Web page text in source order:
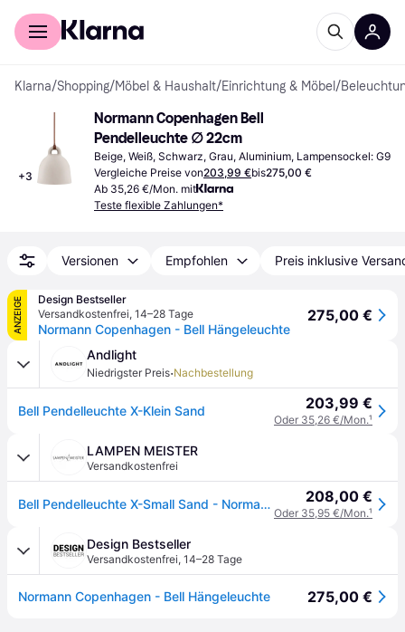
Für Shopper
Klarna/Shopping/Möbel & Haushalt/Einrichtung & Möbel /
+3
Normann Copenhagen Bell
Pendelleuchte ∅ 22cm
Beige, Weiß, Schwarz, Grau, Aluminium, Lampensockel: G9
Vergleiche Preise von203,99 €bis275,00 €
Ab 35,26 €/Mon. mit
Teste flexible Zahlungen*
Versionen Empfohlen Preis inklusive
ANZEIGE
Design Bestseller
Versandkostenfrei, 14–28 Tage
Normann Copenhagen - Bell Hängeleuchte
275,00 €
Andlight
Niedrigster Preis·Nachbestellung
Bell Pendelleuchte X-Klein Sand 203,99 €
Oder 35,26 €/Mon.¹
LAMPEN MEISTER
Versandkostenfrei
Bell Pendelleuchte X-Small Sand - Normann Copenhagen - Wohnzimmer - Kunststoff 208,00 €
Oder 35,95 €/Mon.¹
Design Bestseller
Versandkostenfrei, 14–28 Tage
Normann Copenhagen - Bell Hängeleuchte 275,00 €